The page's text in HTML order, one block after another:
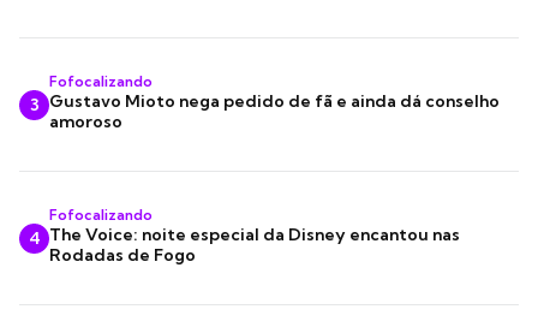
3
Fofocalizando
Gustavo Mioto nega pedido de fã e ainda dá conselho
amoroso
4
Fofocalizando
The Voice: noite especial da Disney encantou nas
Rodadas de Fogo